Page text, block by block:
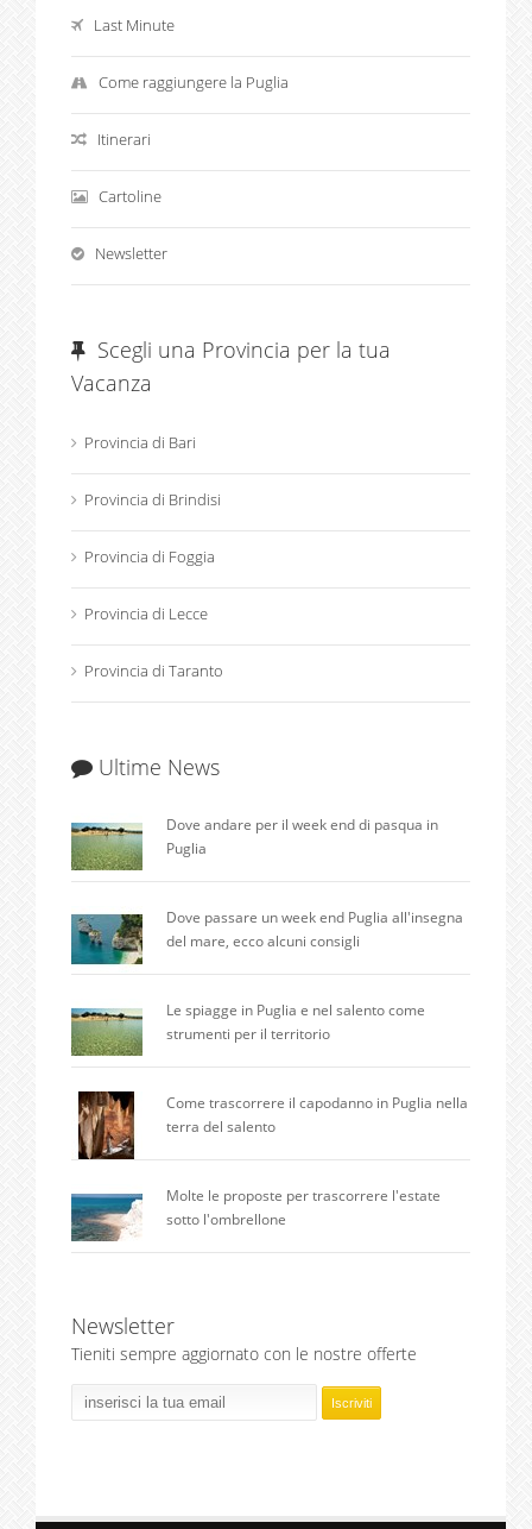
Last Minute
Come raggiungere la Puglia
Itinerari
Cartoline
Newsletter
Scegli una Provincia per la tua
Vacanza
Provincia di Bari
Provincia di Brindisi
Provincia di Foggia
Provincia di Lecce
Provincia di Taranto
Ultime News
Dove andare per il week end di pasqua in
Puglia
Dove passare un week end Puglia all'insegna
del mare, ecco alcuni consigli
Le spiagge in Puglia e nel salento come
strumenti per il territorio
Come trascorrere il capodanno in Puglia nella
terra del salento
Molte le proposte per trascorrere l'estate
sotto l'ombrellone
Newsletter
Tieniti sempre aggiornato con le nostre offerte